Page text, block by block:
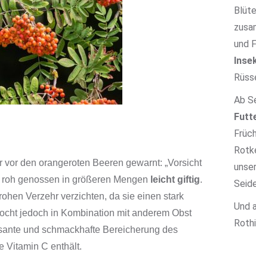
den orangeroten Beeren gewarnt: „Vorsicht
genossen in größeren Mengen leicht giftig.
Verzehr verzichten, da sie einen stark
jedoch in Kombination mit anderem Obst
und schmackhafte Bereicherung des
Vitamin C enthält.
und
Ab
Und